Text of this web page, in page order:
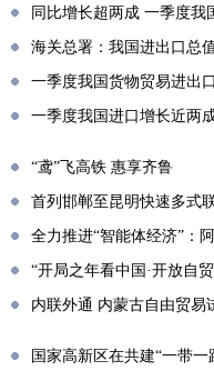
同比增长超两成 一季度我
海关总署：我国进出口总
一季度我国货物贸易进出
一季度我国进口增长近两
“鸢”飞高铁 惠享齐鲁
首列邯郸至昆明快速多式
全力推进“智能体经济”：
“开局之年看中国·开放自
内联外通 内蒙古自由贸易
国家高新区在共建“一带